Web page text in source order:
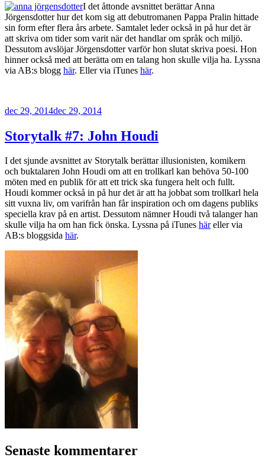
I det åttonde avsnittet berättar Anna
Jörgensdotter hur det kom sig att debutromanen Pappa Pralin hittade
sin form efter flera års arbete. Samtalet leder också in på hur det är
att skriva om tider som varit när det handlar om språk och miljö.
Dessutom avslöjar Jörgensdotter varför hon slutat skriva poesi. Hon
hinner också med att berätta om en talang hon skulle vilja ha. Lyssna
via AB:s blogg här. Eller via iTunes här.
Publicerat
dec 29, 2014dec 29, 2014
Storytalk #7: John Houdi
I det sjunde avsnittet av Storytalk berättar illusionisten, komikern
och buktalaren John Houdi om att en trollkarl kan behöva 50-100
möten med en publik för att ett trick ska fungera helt och fullt.
Houdi kommer också in på hur det är att ha jobbat som trollkarl hela
sitt vuxna liv, om varifrån han får inspiration och om dagens publiks
speciella krav på en artist. Dessutom nämner Houdi två talanger han
skulle vilja ha om han fick önska. Lyssna på iTunes häreller via
AB:s bloggsida här.
Senaste kommentarer